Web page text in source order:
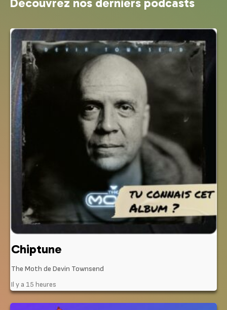
Chiptune
The Moth de Devin Townsend
Il y a 15 heures